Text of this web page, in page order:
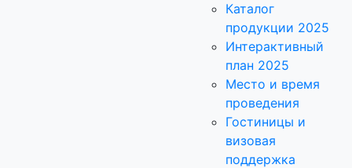
Каталог
продукции 2025
Интерактивный
план 2025
Место и время
проведения
Гостиницы и
визовая
поддержка